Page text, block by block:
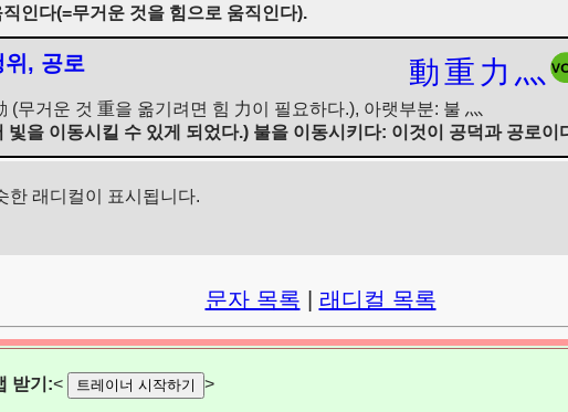
인다(=무거운 것을 힘으로 움직인다).
위, 공로 動重 力 灬
(무거운 것 重을 옮기려면 힘 力이 필요하다.), 아랫부분: 불 灬
빛을 이동시킬 수 있게 되었다.) 불을 이동시키다: 이것이 공덕과 공로이
한 래디컬이 표시됩니다.
문자 목록 래디컬 목록
받기:< 트레이너 시작하기 >